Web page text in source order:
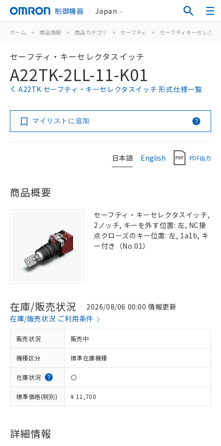
制御機器 Japan
ホーム > 商品情報 > 商品カテゴリ > セーフティ > セーフティキーセレク
セーフティ・キーセレクタスイッチ
A22TK-2LL-11-K01
A22TK セーフティ・キーセレクタスイッチ 形式仕様一覧
マイリストに追加
日本語 English PDF出力
商品概要
セーフティ・キーセレクタスイッチ,
2ノッチ, キーを外す位置: 左, NC接
点クローズのキー位置: 左, 1a1b, キ
ー付き（No.01）
在庫/販売状況
2026/08/06 00:00 情報更新
在庫/販売状況 ご利用条件
販売状況 販売中
機種区分 標準在庫機種
在庫状況 〇
標準価格(税別) ¥ 11,700
詳細情報